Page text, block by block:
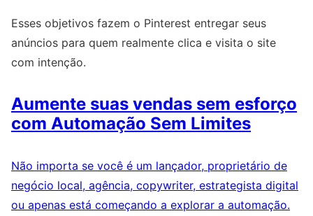
Esses objetivos fazem o Pinterest entregar seus
anúncios para quem realmente clica e visita o site
com intenção.
Aumente suas vendas sem esforço
com Automação Sem Limites
Não importa se você é um lançador, proprietário de
negócio local, agência, copywriter, estrategista digital
ou apenas está começando a explorar a automação.